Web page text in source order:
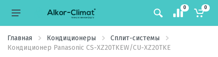
0 0
Главная Кондиционеры
Сплит-системы
Кондиционер Panasonic CS-XZ20TKEW/CU-XZ20TKE